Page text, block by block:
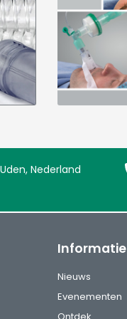
Nederland
Informatie
Nieuws
Evenementen